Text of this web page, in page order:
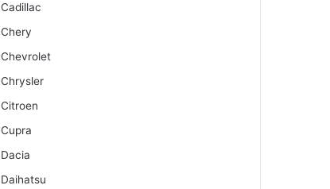
Cadillac
Chery
Chevrolet
Chrysler
Citroen
Cupra
Dacia
Daihatsu